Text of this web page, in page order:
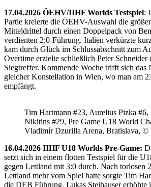
17.04.2026 ÖEHV/IIHF Worlds Testspiel:
Partie kreierte die ÖEHV-Auswahl die
Mitteldrittel durch einen Doppelpack von
verdienten 2:0-Führung. Italien verkürzte
kam durch Glück im Schlussabschnitt zum
Overtime erzielte schließlich Peter Schneider
Siegtreffer. Kommende Woche trifft sich das
gleicher Konstellation in Wien, wo man am
empfängt.
Tim Hartmann #23, Aurelius Pizka
Nikitins #29, Pre Game U18 World
Vladimír Dzurilla Arena, Bratislava, ©
16.04.2026 IIHF U18 Worlds Pre-Game:
setzt sich in einem flotten Testspiel für die
gegen Lettland mit 3:0 durch. Nach torlosen
Lettland mehr vom Spiel hatte sorgte Tim
die DEB Führung. Lukas Steihauser